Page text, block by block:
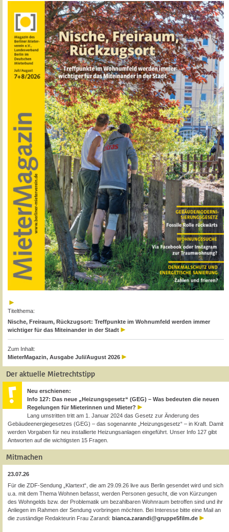
Titelthema:
Nische, Freiraum, Rückzugsort: Treffpunkte im Wohnumfeld werden immer
wichtiger für das Miteinander in der Stadt
Zum Inhalt:
MieterMagazin, Ausgabe Juli/August 2026
Der aktuelle Mietrechtstipp
Neu erschienen:
Info 127: Das neue „Heizungsgesetz“ (GEG) – Was bedeuten die neuen
Regelungen für Mieterinnen und Mieter?
Lang umstritten tritt am 1. Januar 2024 das Gesetz zur Änderung des
Gebäudeenergiegesetzes (GEG) – das sogenannte „Heizungsgesetz“ – in Kraft. Damit
werden Vorgaben für neu installierte Heizungsanlagen eingeführt. Unser Info 127 gibt
Antworten auf die wichtigsten 15 Fragen.
Mitmachen
23.07.26
Für die ZDF-Sendung „Klartext“, die am 29.09.26 live aus Berlin gesendet wird und sich
u.a. mit dem Thema Wohnen befasst, werden Personen gesucht, die von Kürzungen
des Wohngelds bzw. der Problematik um bezahlbaren Wohnraum betroffen sind und ihr
Anliegen im Rahmen der Sendung vorbringen möchten. Bei Interesse bitte eine Mail an
die zuständige Redakteurin Frau Zarandi: bianca.zarandi@gruppe5film.de